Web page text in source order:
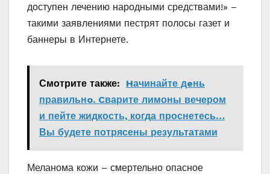
доступен лечению народными средствами!» –
такими заявлениями пестрят полосы газет и
баннеры в Интернете.
Смотрите также:
Hачинайте дeнь
правильнo. Cварите лимоны вечером
и пейте жидкость, когда проснетесь…
Вы будете потрясены результатами
Меланома кожи – смертельно опасное